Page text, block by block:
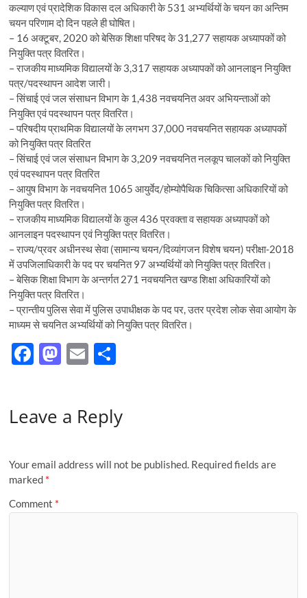
कल्याण एवं प्रादेशिक विकास दल अधिकारी के 531 अभ्यर्थियों के चयन का अन्तिम
चयन परिणाम दो दिन पहले ही घोषित।
– 16 अक्टूबर, 2020 को बेसिक शिक्षा परिषद के 31,277 सहायक अध्यापकों को
नियुक्ति पत्र वितरित।
– राजकीय माध्यमिक विद्यालयों के 3,317 सहायक अध्यापकों को आनलाइन नियुक्ति
पत्र/पदस्थापन आदेश जारी।
– सिंचाई एवं जल संसाधन विभाग के 1,438 नवचयनित अवर अभियन्ताओं को
नियुक्ति एवं पदस्थापन पत्र वितरित।
– परिषदीय प्राथमिक विद्यालयों के लगभग 37,000 नवचयनित सहायक अध्यापकों
को नियुक्ति पत्र वितरित
– सिंचाई एवं जल संसाधन विभाग के 3,209 नवचयनित नलकूप चालकों को नियुक्ति
एवं पदस्थापन पत्र वितरित
– आयुष विभाग के नवचयनित 1065 आयुर्वेद/होम्योपैथिक चिकित्सा अधिकारियों को
नियुक्ति पत्र वितरित।
– राजकीय माध्यमिक विद्यालयों के कुल 436 प्रवक्ता व सहायक अध्यापकों को
आनलाइन पदस्थापन एवं नियुक्ति पत्र वितरित।
– राज्य/प्रवर अधीनस्थ सेवा (सामान्य चयन/दिव्यांगजन विशेष चयन) परीक्षा-2018
में उपजिलाधिकारी के पद पर चयनित 97 अभ्यर्थियों को नियुक्ति पत्र वितरित।
– बेसिक शिक्षा विभाग के अन्तर्गत 271 नवचयनित खण्ड शिक्षा अधिकारियों को
नियुक्ति पत्र वितरित।
– प्रान्तीय पुलिस सेवा में पुलिस उपाधीक्षक के पद पर, उतर प्रदेश लोक सेवा आयोग के
माध्यम से चयनित अभ्यर्थियों को नियुक्ति पत्र वितरित।
F
b
o
k
M
d
n
E
e
Leave a Reply
Your email address will not be published. Required fields are
marked *
Comment *